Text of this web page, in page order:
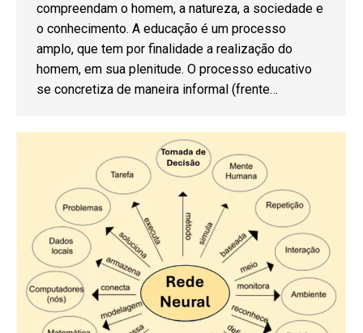
compreendam o homem, a natureza, a sociedade e
o conhecimento. A educação é um processo
amplo, que tem por finalidade a realização do
homem, em sua plenitude. O processo educativo
se concretiza de maneira informal (frente…